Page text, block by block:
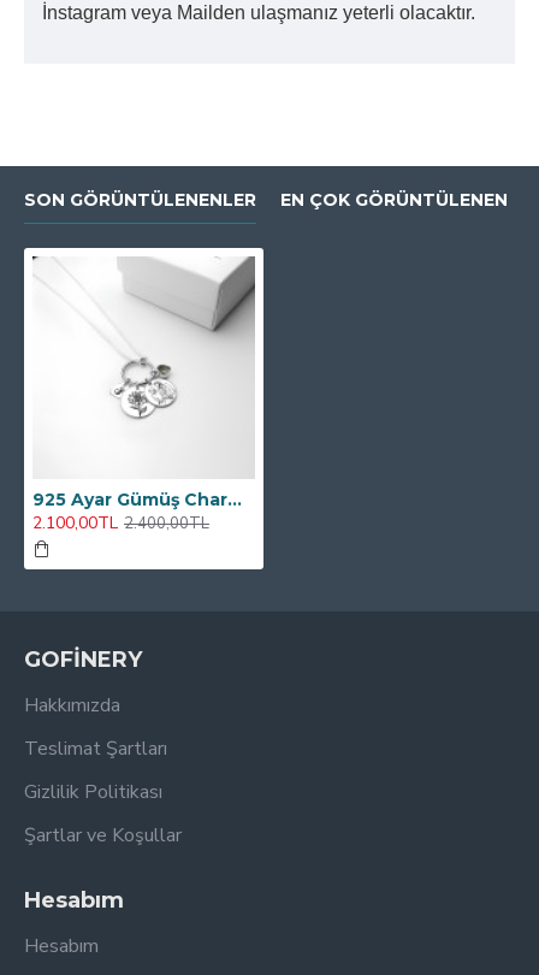
İnstagram veya Mailden ulaşmanız yeterli olacaktır.
SON GÖRÜNTÜLENENLER EN ÇOK GÖRÜNTÜLENEN
925 Ayar Gümüş Charm Kolye
2.100,00TL 2.400,00TL
GOFİNERY
Hakkımızda
Teslimat Şartları
Gizlilik Politikası
Şartlar ve Koşullar
Hesabım
Hesabım